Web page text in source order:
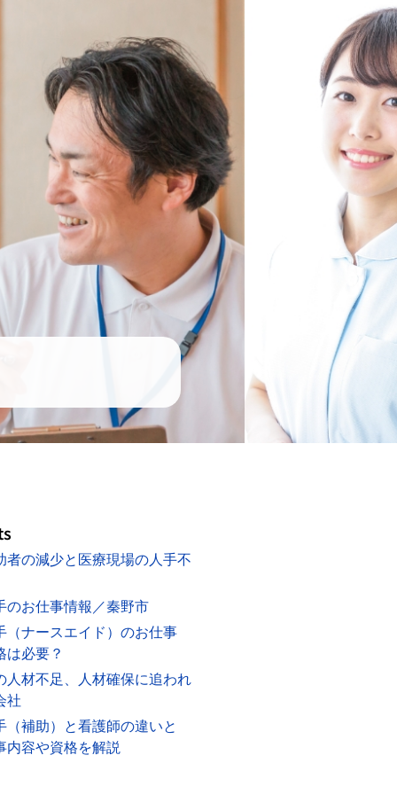
者の減少と医療現場の人手不
のお仕事情報／秦野市
（ナースエイド）のお仕事
は必要？
人材不足、人材確保に追われ
社
（補助）と看護師の違いと
内容や資格を解説